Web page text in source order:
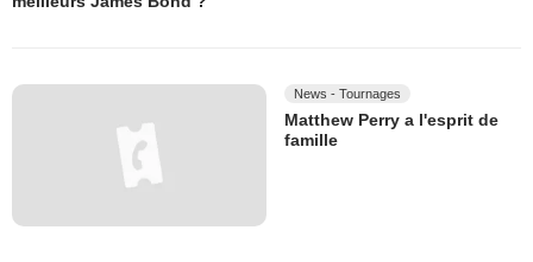
News - Tournages
Matthew Perry a l'esprit de
famille